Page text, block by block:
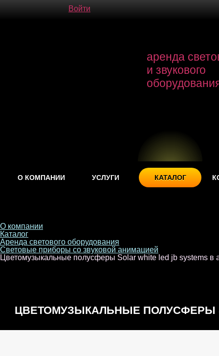
Войти
аренда
и звукового
О КОМПАНИИ УСЛУГИ КАТАЛОГ
О компании
Каталог
Аренда светового оборудования
Световые приборы со звуковой анимацией
Цветомузыкальные полусферы Solar white led jb systems в
ЦВЕТОМУЗЫКАЛЬНЫЕ ПОЛУСФЕРЫ